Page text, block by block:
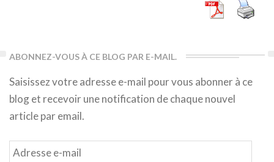
ABONNEZ-VOUS À CE BLOG PAR E-MAIL.
Saisissez votre adresse e-mail pour vous abonner à ce
blog et recevoir une notification de chaque nouvel
article par email.
Adresse